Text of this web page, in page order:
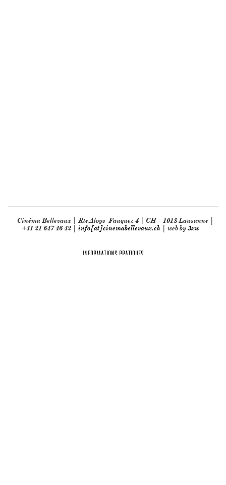
Cinéma Bellevaux | Rte Aloys-Fauquez 4 | CH – 1018 Lausanne |
+41 21 647 46 42 | info[at]cinemabellevaux.ch | web by3xw
INFORMATIONS PRATIQUES